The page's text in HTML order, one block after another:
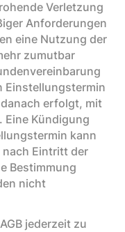
Verletzung
Anforderungen
eine Nutzung der
zumutbar
Einstellungstermin
erfolgt, mit
Kündigung
kann
Eintritt der
Bestimmung
nicht
jederzeit zu